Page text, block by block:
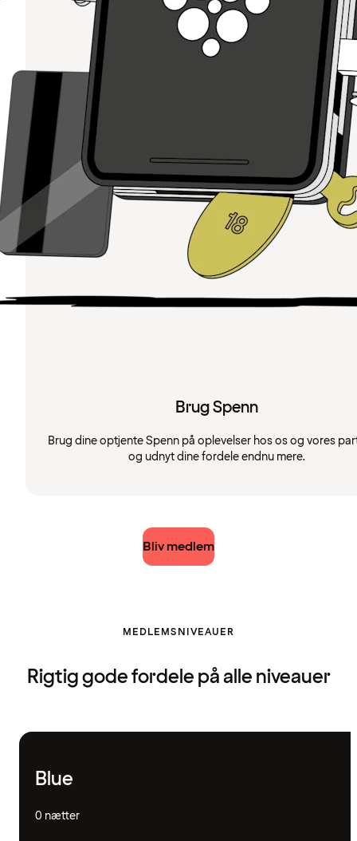
Brug Spenn
Brug dine optjente Spenn på oplevelser hos os og vores
og udnyt dine fordele endnu mere.
Bliv medlem
MEDLEMSNIVEAUER
Rigtig gode fordele på alle niveauer
Blue
0 nætter